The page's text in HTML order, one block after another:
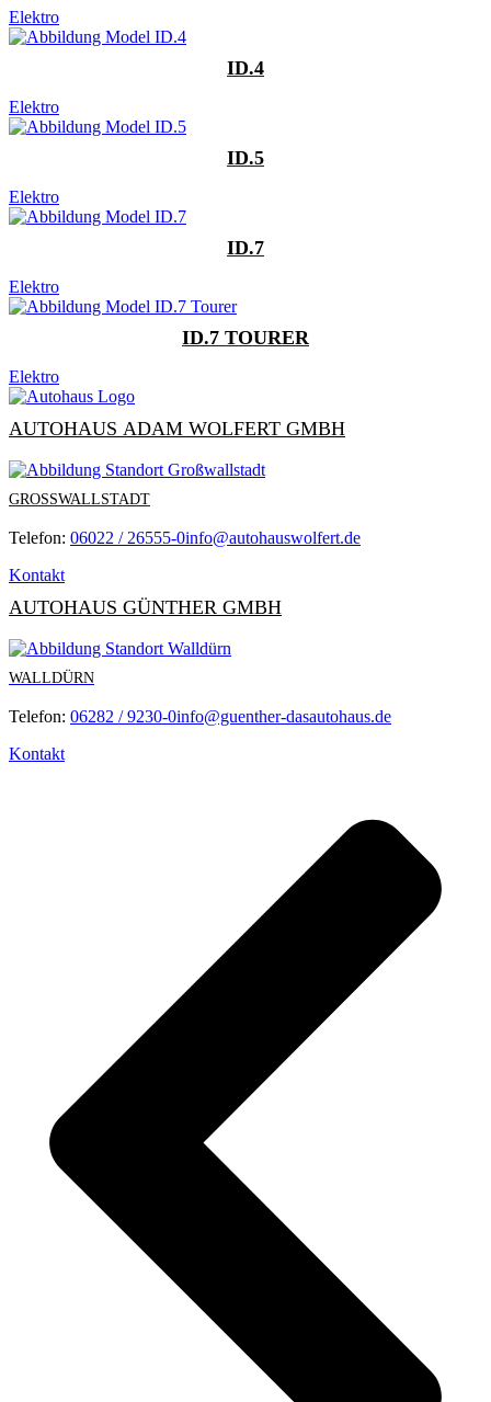
Elektro
ID.4
Elektro
ID.5
Elektro
ID.7
Elektro
ID.7 TOURER
Elektro
AUTOHAUS ADAM WOLFERT GMBH
GROSSWALLSTADT
Telefon: 06022 / 26555-0info@autohauswolfert.de
Kontakt
AUTOHAUS GÜNTHER GMBH
WALLDÜRN
Telefon: 06282 / 9230-0info@guenther-dasautohaus.de
Kontakt